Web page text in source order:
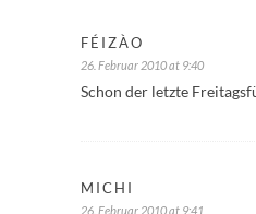
FÉIZÀO
26. Februar 2010 at 9:40
Schon der letzte
MICHI
26. Februar 2010 at 9:41